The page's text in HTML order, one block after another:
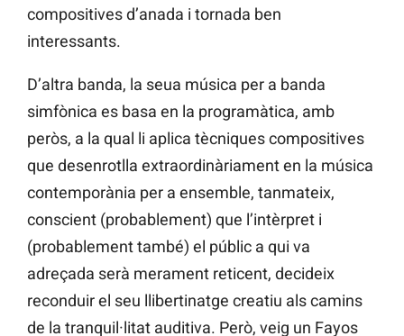
compositives d’anada i tornada ben
interessants.
D’altra banda, la seua música per a banda
simfònica es basa en la programàtica, amb
peròs, a la qual li aplica tècniques compositives
que desenrotlla extraordinàriament en la música
contemporània per a ensemble, tanmateix,
conscient (probablement) que l’intèrpret i
(probablement també) el públic a qui va
adreçada serà merament reticent, decideix
reconduir el seu llibertinatge creatiu als camins
de la tranquil·litat auditiva. Però, veig un Fayos